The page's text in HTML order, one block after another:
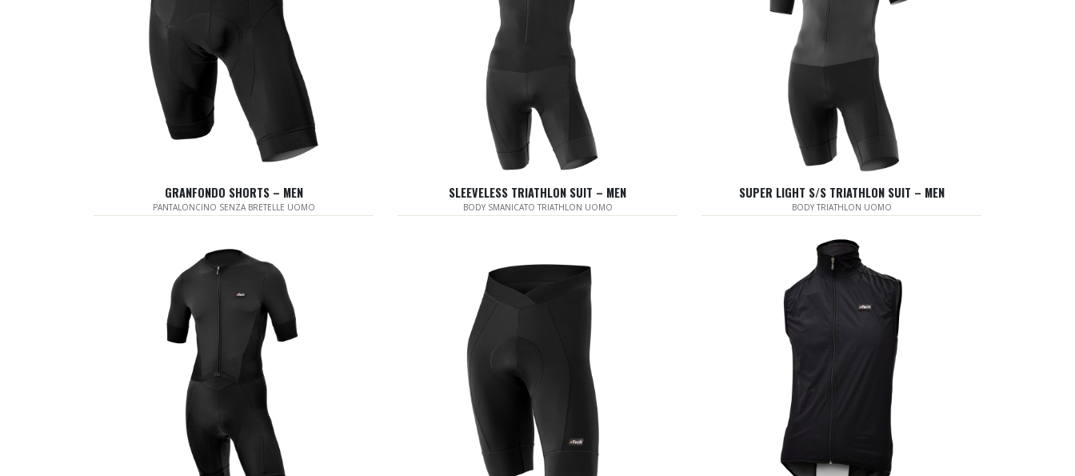
GRANFONDO SHORTS – MEN
PANTALONCINO SENZA BRETELLE UOMO
SLEEVELESS TRIATHLON SUIT – MEN
BODY SMANICATO TRIATHLON UOMO
SUPER LIGHT S/S TRIATHLON SUIT – MEN
BODY TRIATHLON UOMO